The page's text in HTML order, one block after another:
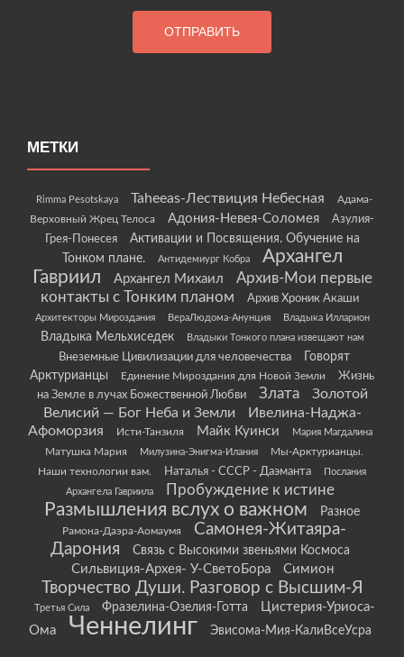
МЕТКИ
Rimma Pesotskaya Taheeas-Лествиция Небесная
Адама-
Верховный Жрец Телоса
Адония-Невея-Соломея
Азулия-
Грея-Понесея
Активации и Посвящения. Обучение на
Тонком плане.
Антидемиург Кобра
Архангел
Гавриил
Архангел Михаил
Архив-Мои первые
контакты с Тонким планом
Архив Хроник Акаши
Архитекторы Мироздания ВераЛюдома-Анунция Владыка Илларион
Владыка Мельхиседек Владыки Тонкого плана извещают нам
Внеземные Цивилизации для человечества
Говорят
Арктурианцы
Единение Мироздания для Новой Земли
Жизнь
на Земле в лучах Божественной Любви
Злата
Золотой
Велисий — Бог Неба и Земли
Ивелина-Наджа-
Афоморзия
Исти-Танзиля Майк Куинси Мария Магдалина
Матушка Мария Милузина-Энигма-Илания
Мы-Арктурианцы.
Наши технологии вам.
Наталья - СССР - Даэманта
Послания
Архангела Гавриила
Пробуждение к истине
Размышления вслух о важном Разное
Рамона-Даэра-Аомаумя
Самонея-Житаяра-
Дарония
Связь с Высокими звеньями Космоса
Сильвиция-Архея- У-СветоБора Симион
Творчество Души. Разговор с Высшим-Я
Третья Сила Фразелина-Озелия-Готта
Цистерия-Уриоса-
Ома
Ченнелинг Эвисома-Мия-КалиВсеУсра